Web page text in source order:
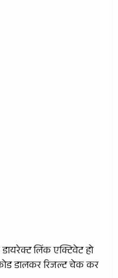
लिंक एक्टिवेट हो
डालकर रिजल्ट चेक कर